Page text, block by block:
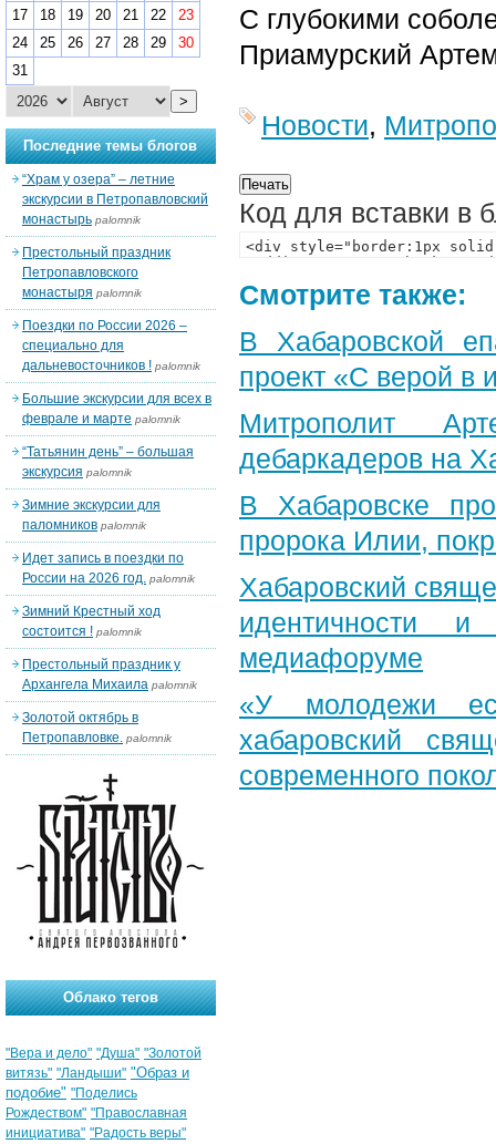
С глубокими
Приамурский
Новости,
Код для вставки в
Смотрите также:
В Хабаровской
проект «С верой в
Митрополит
дебаркадеров на
В Хабаровске
пророка Илии,
Хабаровский
идентичности
медиафоруме
«У молодежи
хабаровский
современного
17
18 19 20 21 22
23
24
25 26 27 28 29
30
31
>
Последние темы блогов
“Храм у озера” – летние
экскурсии в Петропавловский
монастырь palomnik
Престольный праздник
Петропавловского
монастыря palomnik
Поездки по России 2026 –
специально для
дальневосточников ! palomnik
Большие экскурсии для всех в
феврале и марте palomnik
“Татьянин день” – большая
экскурсия palomnik
Зимние экскурсии для
паломников palomnik
Идет запись в поездки по
России на 2026 год. palomnik
Зимний Крестный ход
состоится ! palomnik
Престольный праздник у
Архангела Михаила palomnik
Золотой октябрь в
Петропавловке. palomnik
Облако тегов
"Вера и дело" "Душа" "Золотой
витязь" "Ландыши" "Образ и
подобие" "Поделись
Рождеством" "Православная
инициатива" "Радость веры"